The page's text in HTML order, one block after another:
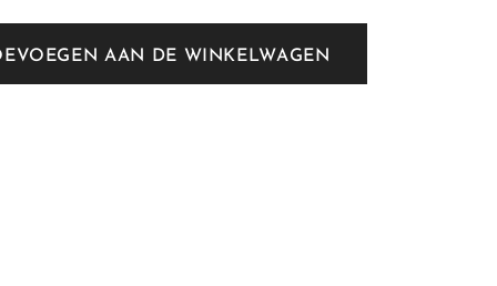
AAN DE WINKELWAGEN